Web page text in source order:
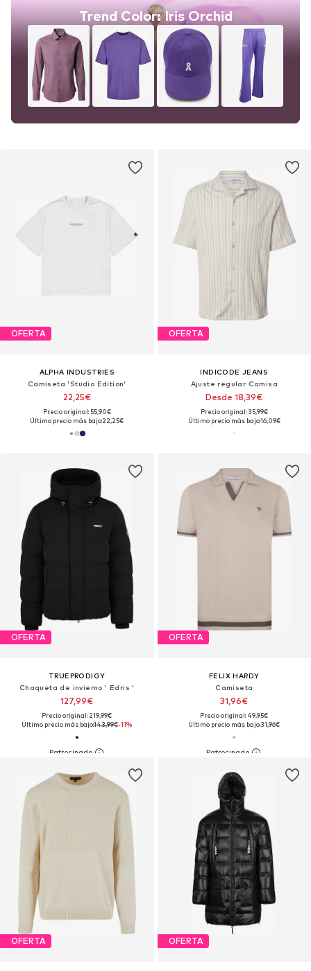
Trend Color: Iris Orchid
OFERTA
ALPHA INDUSTRIES
Camiseta 'Studio Edition'
22,25€
Precio original: 55,90€
Último precio más bajo:22,25€
OFERTA
INDICODE JEANS
Ajuste regular Camisa
Desde 18,39€
Precio original: 35,99€
Último precio más bajo:16,09€
OFERTA
TRUEPRODIGY
Chaqueta de invierno ' Edris '
127,99€
Precio original: 219,99€
Último precio más bajo:143,99€-11%
OFERTA
FELIX HARDY
Camiseta
31,96€
Precio original: 49,95€
Último precio más bajo:31,96€
OFERTA OFERTA